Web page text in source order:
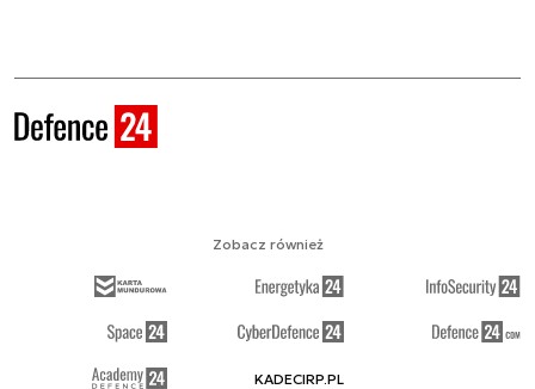
Zobacz również
KADECIRP.PL